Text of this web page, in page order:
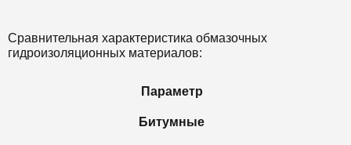
Сравнительная характеристика обмазочных
гидроизоляционных материалов:
Параметр
Битумные